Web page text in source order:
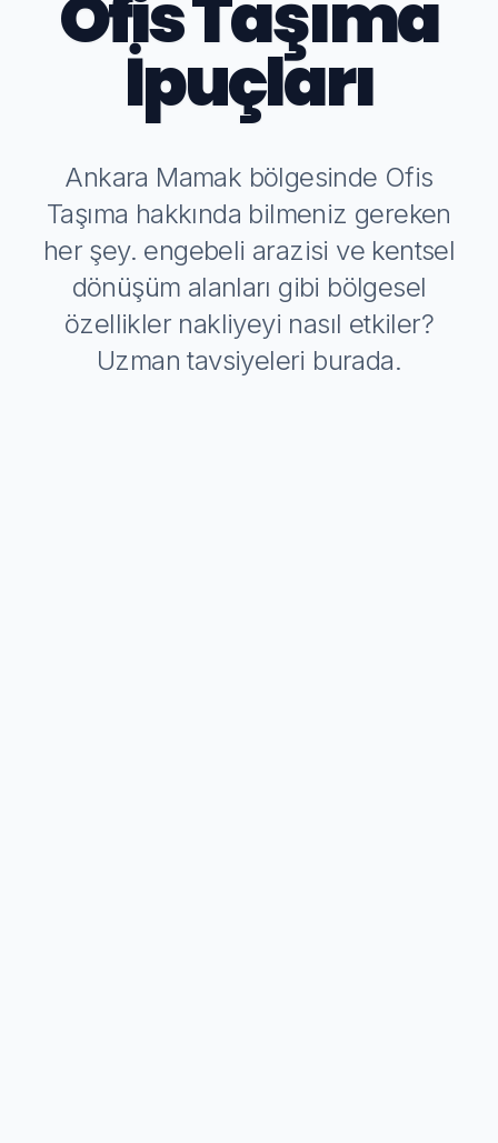
İpuçları
Ankara Mamak bölgesinde Ofis
Taşıma hakkında bilmeniz gereken
her şey. engebeli arazisi ve kentsel
dönüşüm alanları gibi bölgesel
özellikler nakliyeyi nasıl etkiler?
Uzman tavsiyeleri burada.